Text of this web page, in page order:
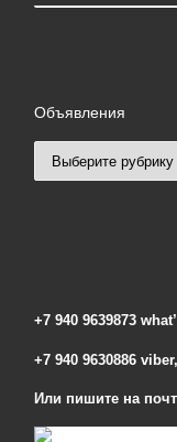
Объявления
+7 940 9639873
+7 940 9630886
Или пишите на